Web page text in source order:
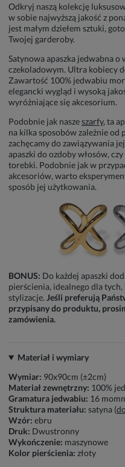
Odkryj naszą kolekcję
w sobie najwyższą jakość z
jest małym dziełem sztuki,
Twojej garderoby.
Satynowa apaszka jedwabna
czekoladowym. Ultra kobiecy
Zawartość 100% jedwabiu
elegancki wygląd i wysoką
wyróżniające się akcesorium.
Podobnie jak naszeszarfy, ta
na kilka sposobów zależnie
zachęcamy do zawiązywania
apaszki do ozdoby włosów,
torebki. Podobnie jak w
akcesoriów, warto
sposób jej użytkowania.
BONUS: Do każdej apaszki
pierścienia, idealnego dla
stylizacje. Jeśli preferują
przypisany do produktu,
zamówienia.
Materiał i wymiary
Wymiar: 90x90cm (±2cm)
Materiał zewnętrzny: 100%
Gramatura jedwabiu: 16
Struktura materiału: satyna (
Wzór: ebru
Druk: Dwustronny
Wykończenie: maszynowe
Kolor pierścienia: złoty